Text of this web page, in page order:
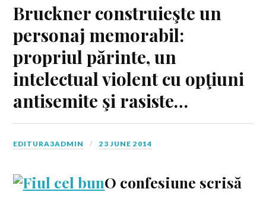
Bruckner construieşte un
personaj memorabil:
propriul părinte, un
intelectual violent cu opţiuni
antisemite şi rasiste…
EDITURA3ADMIN 23 JUNE 2014
O confesiune scrisă